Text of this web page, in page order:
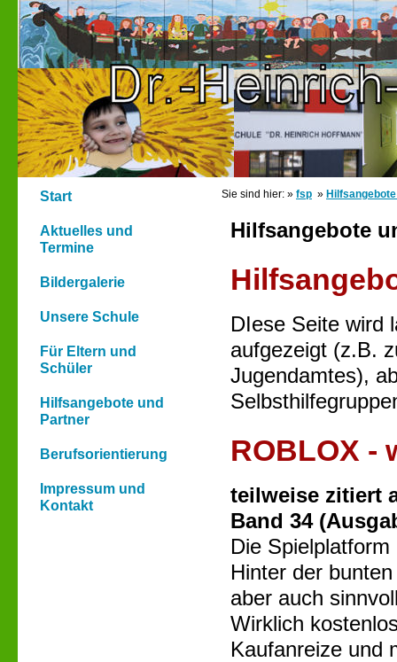
Start
Aktuelles und
Termine
Bildergalerie
Unsere Schule
Für Eltern und
Schüler
Hilfsangebote und
Partner
Berufsorientierung
Impressum und
Kontakt
Sie sind hier: » fsp »
Hilfsangebote
DIese Seite wird
aufgezeigt (z.B.
Jugendamtes),
ROBLOX -
teilweise zitiert
Band 34
Die
Hinter der
aber auch
Wirklich
Kaufanreize und